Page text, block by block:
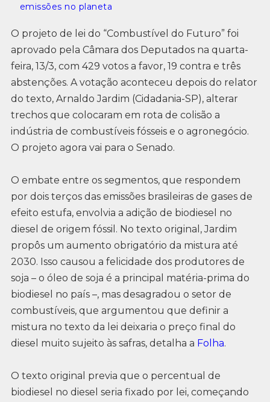
emissões no planeta
O projeto de lei do “Combustível do Futuro” foi
aprovado pela Câmara dos Deputados na quarta-
feira, 13/3, com 429 votos a favor, 19 contra e três
abstenções. A votação aconteceu depois do relator
do texto, Arnaldo Jardim (Cidadania-SP), alterar
trechos que colocaram em rota de colisão a
indústria de combustíveis fósseis e o agronegócio.
O projeto agora vai para o Senado.
O embate entre os segmentos, que respondem
por dois terços das emissões brasileiras de gases de
efeito estufa, envolvia a adição de biodiesel no
diesel de origem fóssil. No texto original, Jardim
propôs um aumento obrigatório da mistura até
2030. Isso causou a felicidade dos produtores de
soja – o óleo de soja é a principal matéria-prima do
biodiesel no país –, mas desagradou o setor de
combustíveis, que argumentou que definir a
mistura no texto da lei deixaria o preço final do
diesel muito sujeito às safras, detalha a Folha.
O texto original previa que o percentual de
biodiesel no diesel seria fixado por lei, começando